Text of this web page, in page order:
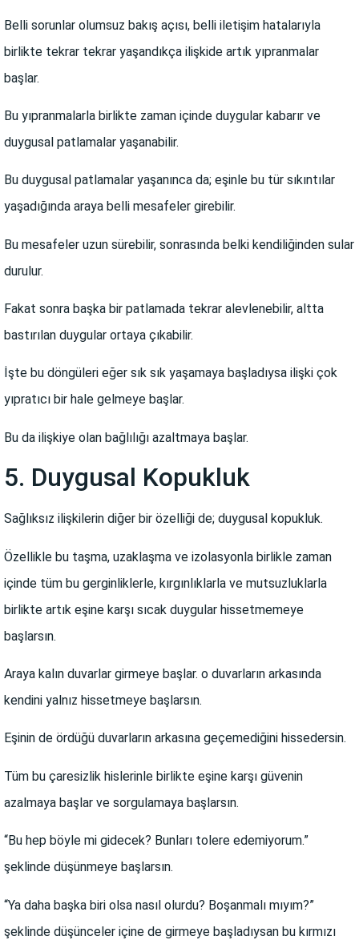
Belli sorunlar olumsuz bakış açısı, belli iletişim hatalarıyla
birlikte tekrar tekrar yaşandıkça ilişkide artık yıpranmalar
başlar.
Bu yıpranmalarla birlikte zaman içinde duygular kabarır ve
duygusal patlamalar yaşanabilir.
Bu duygusal patlamalar yaşanınca da; eşinle bu tür sıkıntılar
yaşadığında araya belli mesafeler girebilir.
Bu mesafeler uzun sürebilir, sonrasında belki kendiliğinden sular
durulur.
Fakat sonra başka bir patlamada tekrar alevlenebilir, altta
bastırılan duygular ortaya çıkabilir.
İşte bu döngüleri eğer sık sık yaşamaya başladıysa ilişki çok
yıpratıcı bir hale gelmeye başlar.
Bu da ilişkiye olan bağlılığı azaltmaya başlar.
5. Duygusal Kopukluk
Sağlıksız ilişkilerin diğer bir özelliği de; duygusal kopukluk.
Özellikle bu taşma, uzaklaşma ve izolasyonla birlikle zaman
içinde tüm bu gerginliklerle, kırgınlıklarla ve mutsuzluklarla
birlikte artık eşine karşı sıcak duygular hissetmemeye
başlarsın.
Araya kalın duvarlar girmeye başlar. o duvarların arkasında
kendini yalnız hissetmeye başlarsın.
Eşinin de ördüğü duvarların arkasına geçemediğini hissedersin.
Tüm bu çaresizlik hislerinle birlikte eşine karşı güvenin
azalmaya başlar ve sorgulamaya başlarsın.
“Bu hep böyle mi gidecek? Bunları tolere edemiyorum.”
şeklinde düşünmeye başlarsın.
“Ya daha başka biri olsa nasıl olurdu? Boşanmalı mıyım?”
şeklinde düşünceler içine de girmeye başladıysan bu kırmızı